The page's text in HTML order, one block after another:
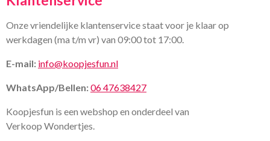
Onze vriendelijke klantenservice staat voor je klaar op
werkdagen (ma t/m vr) van 09:00 tot 17:00.
E-mail: info@koopjesfun.nl
WhatsApp/Bellen:06 47638427
Koopjesfun is een webshop en onderdeel van
Verkoop Wondertjes.